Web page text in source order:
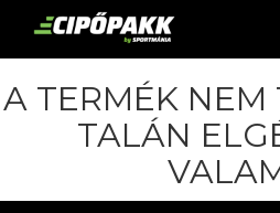
A TERMÉK NEM
TALÁN